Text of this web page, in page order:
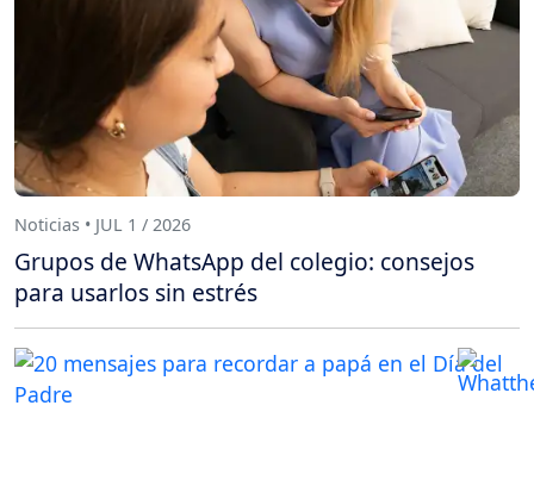
Noticias • JUL 1 / 2026
Grupos de WhatsApp del colegio: consejos
para usarlos sin estrés